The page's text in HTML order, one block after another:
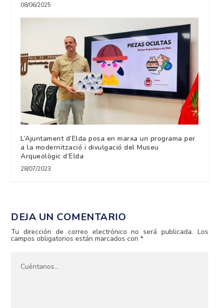
08/06/2025
L’Ajuntament d’Elda posa en marxa un programa per
a la modernització i divulgació del Museu
Arqueològic d’Elda
28/07/2023
DEJA UN COMENTARIO
Tu dirección de correo electrónico no será publicada. Los
campos obligatorios están marcados con*